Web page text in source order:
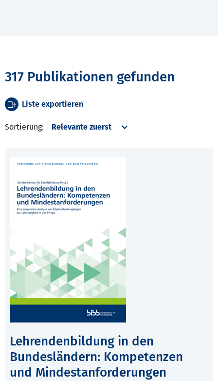
317 Publikationen gefunden
Liste exportieren
Sortierung:
Lehrendenbildung in den
Bundesländern: Kompetenzen
und Mindestanforderungen